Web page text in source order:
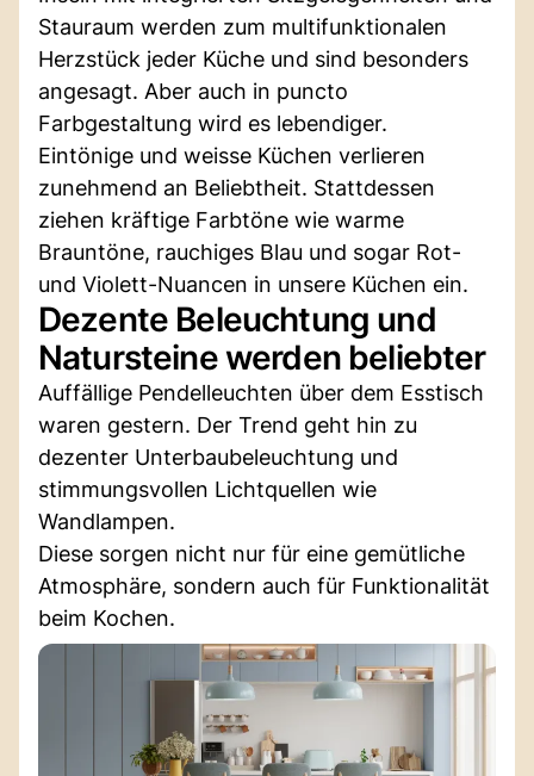
Stauraum werden zum multifunktionalen
Herzstück jeder Küche und sind besonders
angesagt. Aber auch in puncto
Farbgestaltung wird es lebendiger.
Eintönige und weisse Küchen verlieren
zunehmend an Beliebtheit. Stattdessen
ziehen kräftige Farbtöne wie warme
Brauntöne, rauchiges Blau und sogar Rot-
und Violett-Nuancen in unsere Küchen ein.
Dezente Beleuchtung und
Natursteine werden beliebter
Auffällige Pendelleuchten über dem Esstisch
waren gestern. Der Trend geht hin zu
dezenter Unterbaubeleuchtung und
stimmungsvollen Lichtquellen wie
Wandlampen.
Diese sorgen nicht nur für eine gemütliche
Atmosphäre, sondern auch für Funktionalität
beim Kochen.